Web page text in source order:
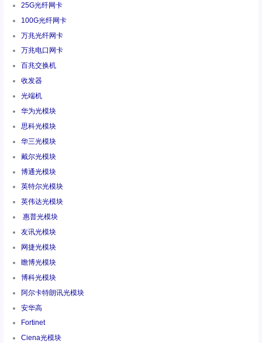
25G光纤网卡
100G光纤网卡
万兆光纤网卡
万兆电口网卡
百兆交换机
收发器
光端机
华为光模块
思科光模块
华三光模块
戴尔光模块
博通光模块
英特尔光模块
英伟达光模块
惠普光模块
友讯光模块
网捷光模块
瞻博光模块
博科光模块
阿尔卡特朗讯光模块
安华高
Fortinet
Ciena光模块